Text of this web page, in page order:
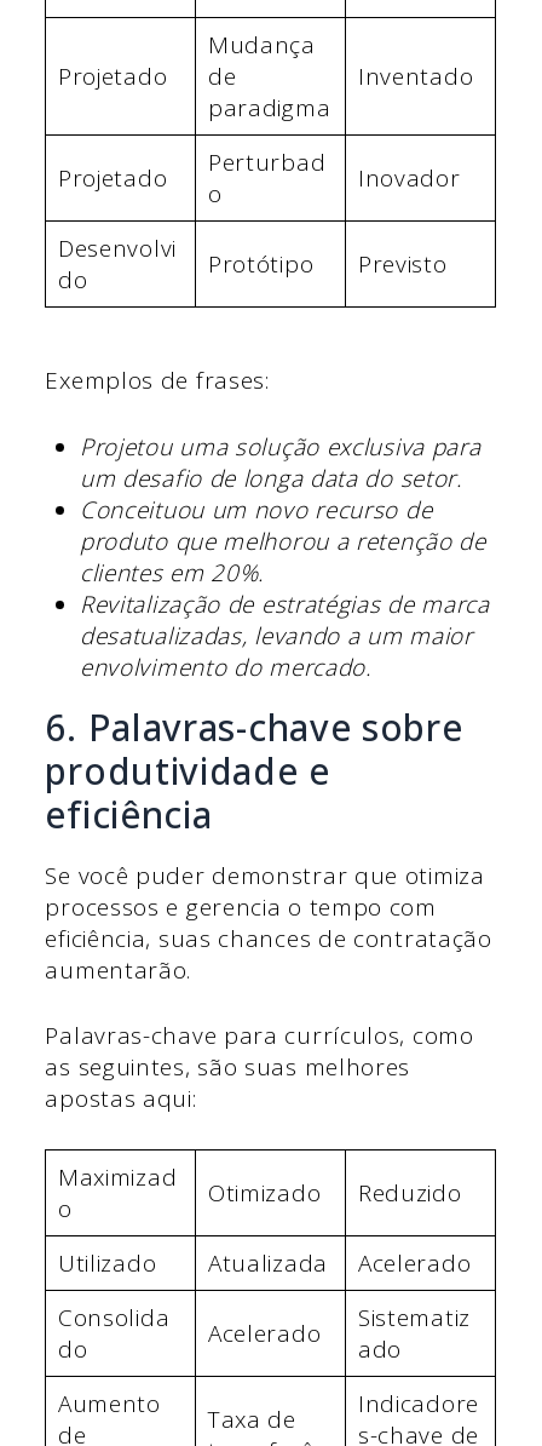
Projetado
Mudança
de
paradigma
Inventado
Projetado
Perturbad
o
Inovador
Desenvolvi
do
Protótipo Previsto
Exemplos de frases:
Projetou uma solução exclusiva para
um desafio de longa data do setor.
Conceituou um novo recurso de
produto que melhorou a retenção de
clientes em 20%.
Revitalização de estratégias de marca
desatualizadas, levando a um maior
envolvimento do mercado.
6. Palavras-chave sobre
produtividade e
eficiência
Se você puder demonstrar que otimiza
processos e gerencia o tempo com
eficiência, suas chances de contratação
aumentarão.
Palavras-chave para currículos, como
as seguintes, são suas melhores
apostas aqui:
Maximizad
o
Otimizado Reduzido
Utilizado Atualizada
Acelerado
Consolida
do
Acelerado
Sistematiz
ado
Aumento
de
Taxa de
Indicadore
s-chave de